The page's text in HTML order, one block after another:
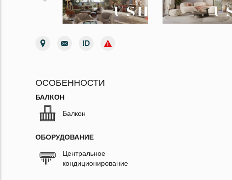
ОСОБЕННОСТИ
БАЛКОН
Балкон
ОБОРУДОВАНИЕ
Центральное
кондиционирование